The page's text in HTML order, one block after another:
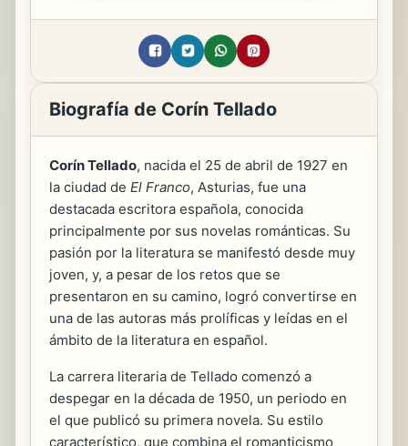
Biografía de Corín Tellado
Corín Tellado, nacida el 25 de abril de 1927 en
la ciudad de El Franco, Asturias, fue una
destacada escritora española, conocida
principalmente por sus novelas románticas. Su
pasión por la literatura se manifestó desde muy
joven, y, a pesar de los retos que se
presentaron en su camino, logró convertirse en
una de las autoras más prolíficas y leídas en el
ámbito de la literatura en español.
La carrera literaria de Tellado comenzó a
despegar en la década de 1950, un periodo en
el que publicó su primera novela. Su estilo
característico, que combina el romanticismo